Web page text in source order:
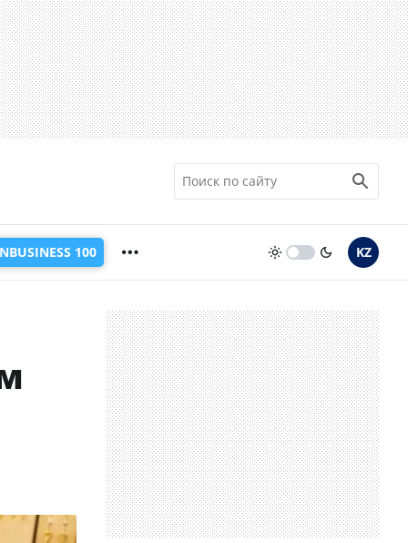
100 KZ